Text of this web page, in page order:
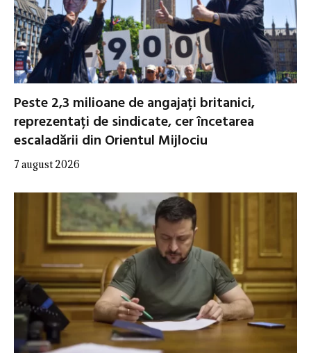
Peste 2,3 milioane de angajați britanici,
reprezentați de sindicate, cer încetarea
escaladării din Orientul Mijlociu
7 august 2026